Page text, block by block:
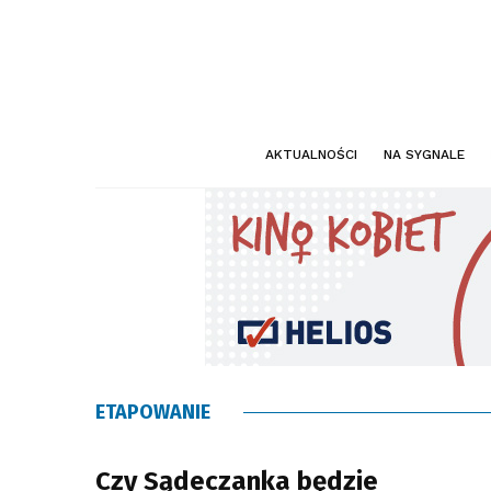
AKTUALNOŚCI NA SYGNALE
ETAPOWANIE
Czy Sądeczanka będzie